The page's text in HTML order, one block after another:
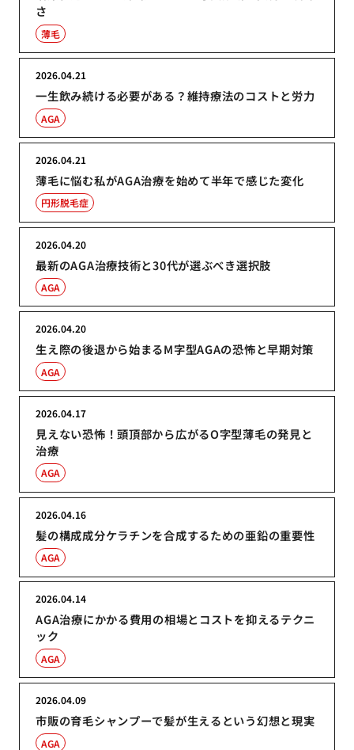
さ
薄毛
一生飲み続ける必要がある？維持療法のコストと労力
2026.04.21
AGA
薄毛に悩む私がAGA治療を始めて半年で感じた変化
2026.04.21
円形脱毛症
最新のAGA治療技術と30代が選ぶべき選択肢
2026.04.20
AGA
生え際の後退から始まるM字型AGAの恐怖と早期対策
2026.04.20
AGA
見えない恐怖！頭頂部から広がるO字型薄毛の発見と
治療
2026.04.17
AGA
髪の構成成分ケラチンを合成するための亜鉛の重要性
2026.04.16
AGA
AGA治療にかかる費用の相場とコストを抑えるテクニ
ック
2026.04.14
AGA
市販の育毛シャンプーで髪が生えるという幻想と現実
2026.04.09
AGA